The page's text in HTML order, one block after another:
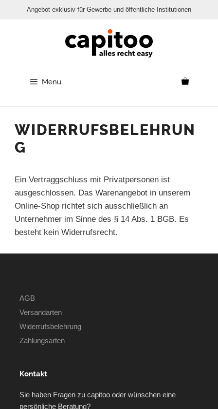
Angebot exklusiv für Gewerbe und öffentliche Institutionen
Menu
WIDERRUFSBELEHRUN
G
Ein Vertraggschluss mit Privatpersonen ist
ausgeschlossen. Das Warenangebot in unserem
Online-Shop richtet sich ausschließlich an
Unternehmer im Sinne des § 14 Abs. 1 BGB. Es
besteht kein Widerrufsrecht.
AGB
Versandarten
Widerrufsbelehrung
Zahlungsarten
Kontakt
Sie haben Fragen zu capitoo oder wünschen eine
persönliche Beratung?